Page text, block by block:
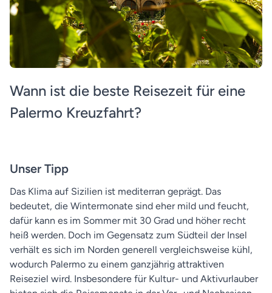
Wann ist die beste Reisezeit für eine
Palermo Kreuzfahrt?
Unser Tipp
Das Klima auf Sizilien ist mediterran geprägt. Das
bedeutet, die Wintermonate sind eher mild und feucht,
dafür kann es im Sommer mit 30 Grad und höher recht
heiß werden. Doch im Gegensatz zum Südteil der Insel
verhält es sich im Norden generell vergleichsweise kühl,
wodurch Palermo zu einem ganzjährig attraktiven
Reiseziel wird. Insbesondere für Kultur- und Aktivurlauber